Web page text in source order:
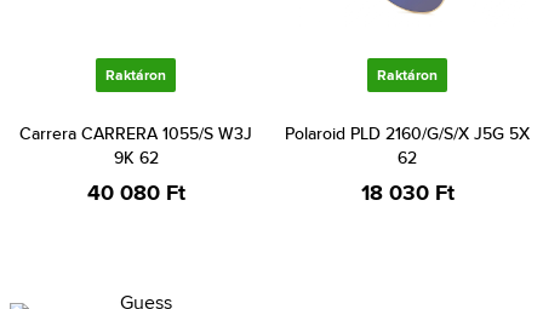
Raktáron
Carrera CARRERA 1055/S W3J
9K 62
40 080 Ft
Raktáron
Polaroid PLD 2160/G/S/X J5G 5X
62
18 030 Ft